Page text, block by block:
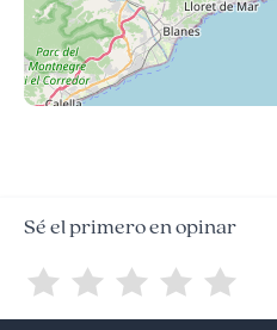
Sé el primero en opinar